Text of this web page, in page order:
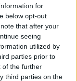
for
below opt-out
that after your
seeing
utilized by
parties prior to
of the further
third parties on the
futóművek
– innentől már
egész, egy-két
gondolhatta
júliusi